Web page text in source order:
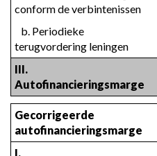
conform de verbintenissen
terugvordering leningen
III.
Autofinancieringsmarge
Gecorrigeerde
autofinancieringsmarge
I.